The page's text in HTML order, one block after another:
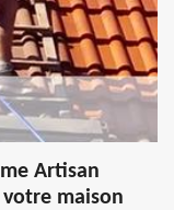
Artisan
maison